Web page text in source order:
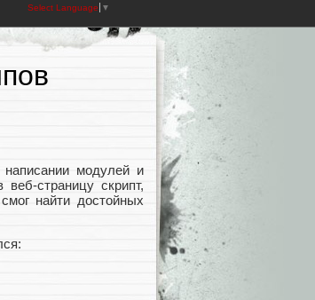
Select Language ▼
модулей и
страницу cкрипт,
найти достойных